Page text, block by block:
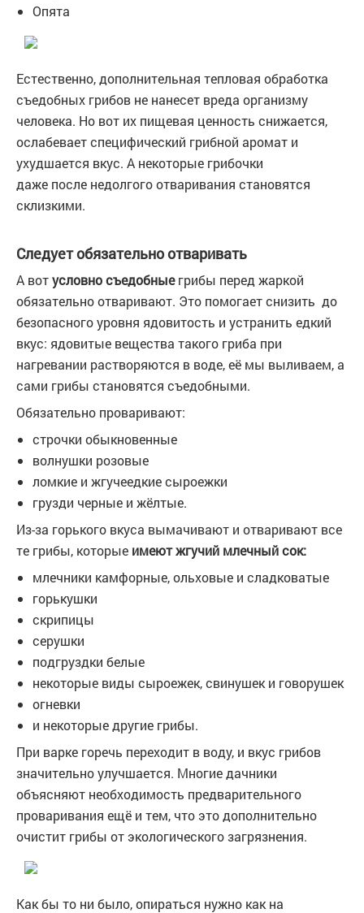
Опята
Естественно, дополнительная тепловая обработка
съедобных грибов не нанесет вреда организму
человека. Но вот их пищевая ценность снижается,
ослабевает специфический грибной аромат и
ухудшается вкус. А некоторые грибочки
даже после недолгого отваривания становятся
склизкими.
Следует обязательно отваривать
А вотусловно съедобныегрибы перед жаркой
обязательно отваривают. Это помогает снизить до
безопасного уровня ядовитость и устранить едкий
вкус: ядовитые вещества такого гриба при
нагревании растворяются в воде, её мы выливаем, а
сами грибы становятся съедобными.
Обязательно проваривают:
строчки обыкновенные
волнушки розовые
ломкие и жгучеедкие сыроежки
грузди черные и жёлтые.
Из-за горького вкуса вымачивают и отваривают все
те грибы, которые имеют жгучий млечный сок:
млечники камфорные, ольховые и сладковатые
горькушки
скрипицы
серушки
подгруздки белые
некоторые виды сыроежек, свинушек и говорушек
огневки
и некоторые другие грибы.
При варке горечь переходит в воду, и вкус грибов
значительно улучшается. Многие дачники
объясняют необходимость предварительного
проваривания ещё и тем, что это дополнительно
очистит грибы от экологического загрязнения.
Как бы то ни было, опираться нужно как на